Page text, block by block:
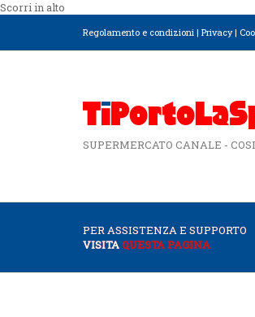
Scorri in alto
Regolamento e condizioni | Privacy|
SUPERMERCATO CANALE -
PER ASSISTENZA E SUPPORTO
VISITAQUESTA PAGINA